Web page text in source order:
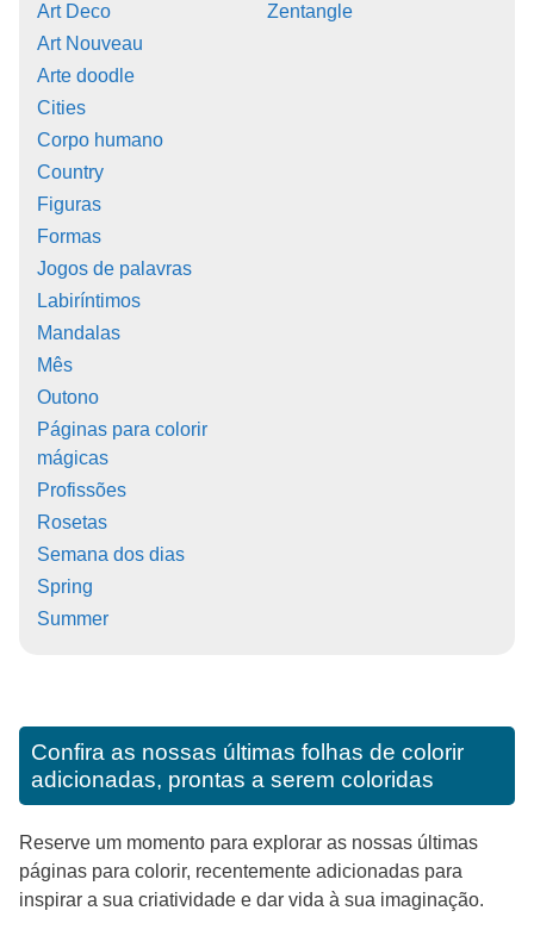
Art Deco
Art Nouveau
Arte doodle
Cities
Corpo humano
Country
Figuras
Formas
Jogos de palavras
Labiríntimos
Mandalas
Mês
Outono
Páginas para colorir
mágicas
Profissões
Rosetas
Semana dos dias
Spring
Summer
Zentangle
Confira as nossas últimas folhas de colorir
adicionadas, prontas a serem coloridas
Reserve um momento para explorar as nossas últimas
páginas para colorir, recentemente adicionadas para
inspirar a sua criatividade e dar vida à sua imaginação.